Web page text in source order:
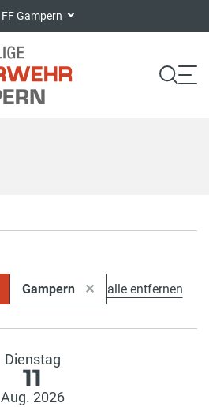
FF Gampern
Gampern alle entfernen
Dienstag
11
Aug. 2026